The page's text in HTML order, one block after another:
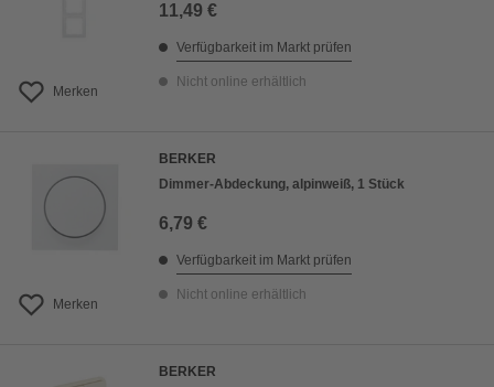
Merken
11,49 €
Verfügbarkeit im Markt prüfen
Nicht online erhältlich
Merken
BERKER
Dimmer-Abdeckung, alpinweiß, 1 Stück
6,79 €
Verfügbarkeit im Markt prüfen
Nicht online erhältlich
BERKER